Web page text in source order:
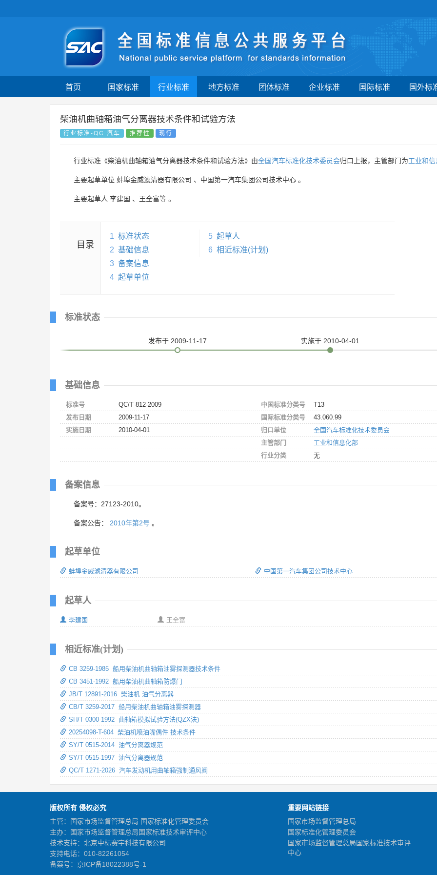
首页 国家标准 行业标准 地方标准 团体标准 企业标准 国际标准 国外标
柴油机曲轴箱油气分离器技术条件和试验方法
行业标准-QC 汽车 推荐性 现行
行业标准《柴油机曲轴箱油气分离器技术条件和试验方法》由全国汽车标准化技术委员会归口上报，主管部门为工业和
主要起草单位 蚌埠金威滤清器有限公司 、 中国第一汽车集团公司技术中心 。
主要起草人 李建国 、 王全富等 。
目录
1 标准状态
2 基础信息
3 备案信息
4 起草单位
5 起草人
6 相近标准(计划)
标准状态
发布于 2009-11-17 实施于 2010-04-01
基础信息
标准号
QC/T 812-2009
发布日期
2009-11-17
实施日期
2010-04-01
中国标准分类号
T13
国际标准分类号
43.060.99
归口单位
全国汽车标准化技术委员会
主管部门
工业和信息化部
行业分类
无
备案信息
备案号：27123-2010。
备案公告： 2010年第2号 。
起草单位
蚌埠金威滤清器有限公司 中国第一汽车集团公司技术中心
起草人
李建国 王全富
相近标准(计划)
CB 3259-1985 船用柴油机曲轴箱油雾探测器技术条件
CB 3451-1992 船用柴油机曲轴箱防爆门
JB/T 12891-2016 柴油机 油气分离器
CB/T 3259-2017 船用柴油机曲轴箱油雾探测器
SH/T 0300-1992 曲轴箱模拟试验方法(QZX法)
20254098-T-604 柴油机喷油嘴偶件 技术条件
SY/T 0515-2014 油气分离器规范
SY/T 0515-1997 油气分离器规范
QC/T 1271-2026 汽车发动机用曲轴箱强制通风阀
版权所有 侵权必究
主管：国家市场监督管理总局 国家标准化管理委员会
主办：国家市场监督管理总局国家标准技术审评中心
技术支持：北京中标赛宇科技有限公司
支持电话：010-82261054
备案号： 京ICP备18022388号-1
重要网站链接
国家市场监督管理总局
国家标准化管理委员会
国家市场监督管理总局国家标准技术审评
中心